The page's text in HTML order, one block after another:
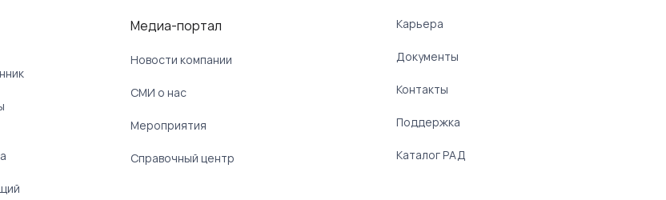
Медиа-портал
Новости компании
СМИ о нас
Мероприятия
Справочный центр
Карьера
Документы
Контакты
Поддержка
Каталог РАД